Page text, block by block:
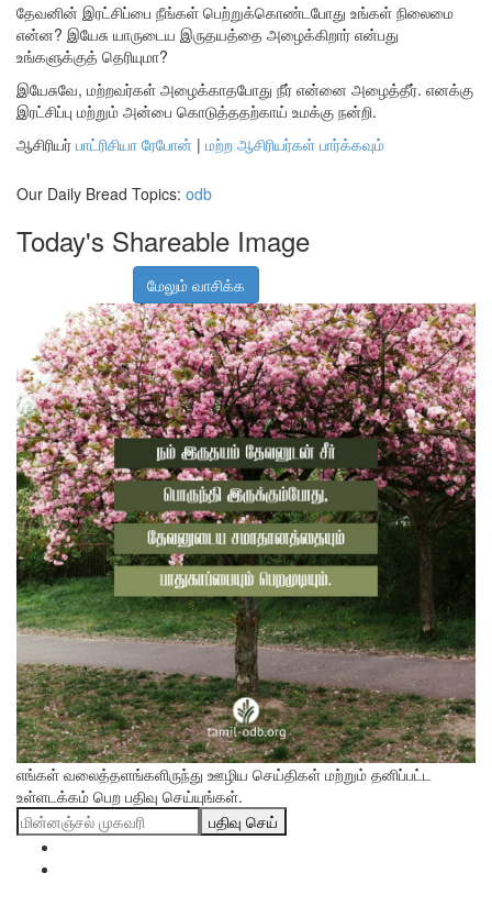
தேவனின் இரட்சிப்பை நீங்கள் பெற்றுக்கொண்டபோது உங்கள் நிலைமை
என்ன? இயேசு யாருடைய இருதயத்தை அழைக்கிறார் என்பது
உங்களுக்குத் தெரியுமா?
இயேசுவே, மற்றவர்கள் அழைக்காதபோது நீர் என்னை அழைத்தீர். எனக்கு
இரட்சிப்பு மற்றும் அன்பை கொடுத்ததற்காய் உமக்கு நன்றி.
ஆசிரியர் பாட்ரிசியா ரேபோன் | மற்ற ஆசிரியர்கள் பார்க்கவும்
Our Daily Bread Topics: odb
Today's Shareable Image
மேலும் வாசிக்க
எங்கள் வலைத்தளங்களிருந்து ஊழிய செய்திகள் மற்றும் தனிப்பட்ட
உள்ளடக்கம் பெற பதிவு செய்யுங்கள்.
பதிவு செய்